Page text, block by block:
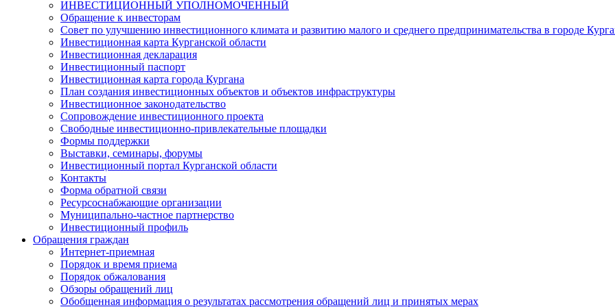
ИНВЕСТИЦИОННЫЙ УПОЛНОМОЧЕННЫЙ
Обращение к инвесторам
Совет по улучшению инвестиционного климата и развитию малого и среднего предпринимательства в городе
Инвестиционная карта Курганской области
Инвестиционная декларация
Инвестиционный паспорт
Инвестиционная карта города Кургана
План создания инвестиционных объектов и объектов инфраструктуры
Инвестиционное законодательство
Сопровождение инвестиционного проекта
Свободные инвестиционно-привлекательные площадки
Формы поддержки
Выставки, семинары, форумы
Инвестиционный портал Курганской области
Контакты
Форма обратной связи
Ресурсоснабжающие организации
Муниципально-частное партнерство
Инвестиционный профиль
Обращения граждан
Интернет-приемная
Порядок и время приема
Порядок обжалования
Обзоры обращений лиц
Обобщенная информация о результатах рассмотрения обращений лиц и принятых мерах